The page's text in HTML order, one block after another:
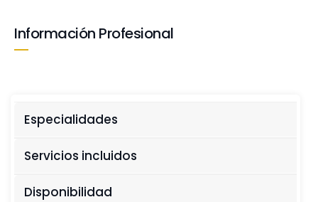
Información Profesional
Especialidades
Servicios incluidos
Disponibilidad